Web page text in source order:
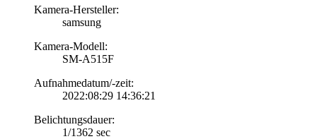
Kamera-Hersteller:
samsung
Kamera-Modell:
SM-A515F
Aufnahmedatum/-zeit:
2022:08:29 14:36:21
Belichtungsdauer:
1/1362 sec